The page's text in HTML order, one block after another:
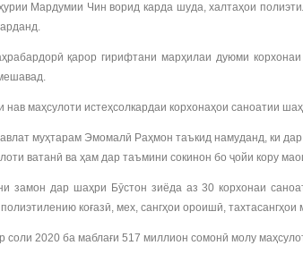
Мардумии Чин ворид карда шуда, халтаҳои
қарор гирифтани марҳилаи дуюми
нав маҳсулоти истеҳсолкардаи корхонаҳои саноатии
муҳтарам Эмомалӣ Раҳмон таъкид намуданд, ки
ватанӣ ва ҳам дар таъмини сокинон бо ҷойи кору
замон дар шаҳри Бӯстон зиёда аз 30 корхонаи
коғазӣ, мех, сангҳои ороишӣ,
соли 2020 ба маблағи 517 миллион сомонӣ молу